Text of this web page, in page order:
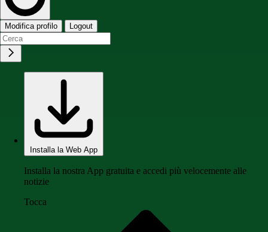
Modifica profilo Logout
Installa la Web App
Installa la nostra App gratuita e accedi più velocemente alle
notizie
Tocca